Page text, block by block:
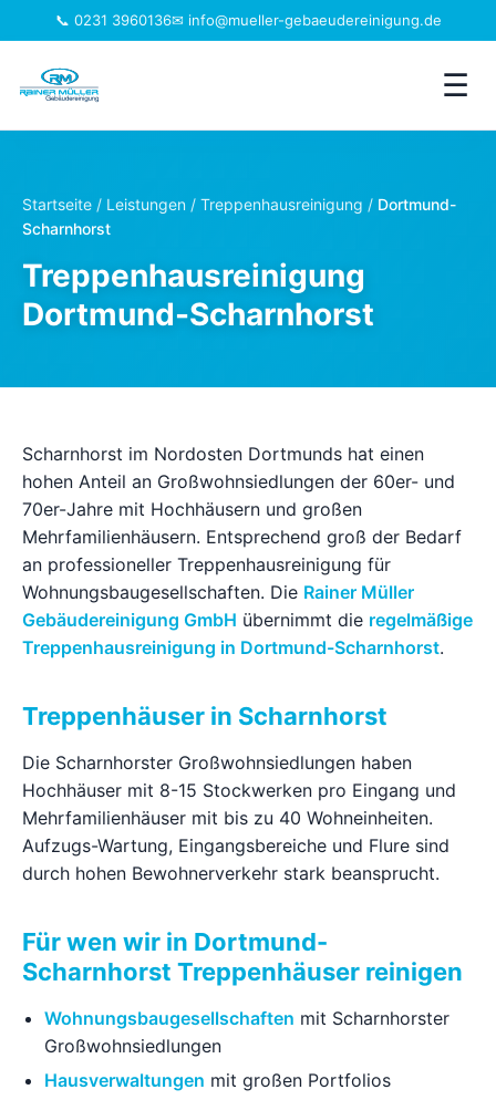
📞 0231 3960136✉ info@mueller-gebaeudereinigung.de
☰
Einzugsgebiet
Jobs
FAQ
Ratgeber
Kontakt
Jetzt anfragen
Startseite / Leistungen / Treppenhausreinigung / Dortmund-
Scharnhorst
Treppenhausreinigung
Dortmund-Scharnhorst
Scharnhorst im Nordosten Dortmunds hat einen
hohen Anteil an Großwohnsiedlungen der 60er- und
70er-Jahre mit Hochhäusern und großen
Mehrfamilienhäusern. Entsprechend groß der Bedarf
an professioneller Treppenhausreinigung für
Wohnungsbaugesellschaften. Die Rainer Müller
Gebäudereinigung GmbH übernimmt die regelmäßige
Treppenhausreinigung in Dortmund-Scharnhorst.
Treppenhäuser in Scharnhorst
Die Scharnhorster Großwohnsiedlungen haben
Hochhäuser mit 8-15 Stockwerken pro Eingang und
Mehrfamilienhäuser mit bis zu 40 Wohneinheiten.
Aufzugs-Wartung, Eingangsbereiche und Flure sind
durch hohen Bewohnerverkehr stark beansprucht.
Für wen wir in Dortmund-
Scharnhorst Treppenhäuser reinigen
Wohnungsbaugesellschaften mit Scharnhorster
Großwohnsiedlungen
Hausverwaltungen mit großen Portfolios